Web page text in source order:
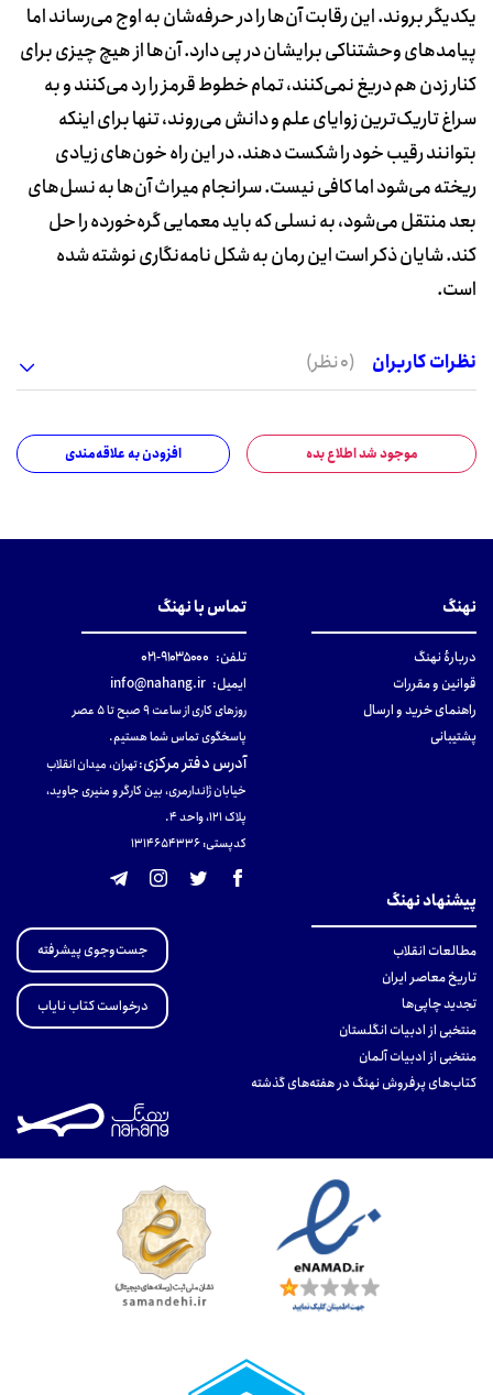
یکدیگر بروند. این رقابت آن‌ها را در حرفه‌شان به اوج می‌رساند اما
پیامدهای وحشتناکی برایشان در پی دارد. آن‌ها از هیچ چیزی برای
کنار زدن هم دریغ نمی‌کنند، تمام خطوط قرمز را رد می‌کنند و به
سراغ تاریک‌ترین زوایای علم و دانش می‌روند، تنها برای اینکه
بتوانند رقیب خود را شکست دهند. در این راه خون‌های زیادی
ریخته می‌شود اما کافی نیست. سرانجام میراث آن‌ها به نسل‌های
بعد منتقل می‌شود، به نسلی که باید معمایی گره‌خورده را حل
کند. شایان ذکر است این رمان به شکل نامه‌نگاری نوشته شده
است.
نظرات کاربران (0 نظر)
موجود شد اطلاع بده افزودن به علاقه‌مندی
نهنگ
دربارهٔ نهنگ
قوانین و مقررات
راهنمای خرید و ارسال
پشتیبانی
تماس با نهنگ
تلفن: ۹۱۰۳۵۰۰۰-۰۲۱
ایمیل: info@nahang.ir
روزهای کاری از ساعت ۹ صبح تا ۵ عصر
پاسخگوی تماس شما هستیم.
آدرس دفتر مرکزی:تهران، میدان انقلاب
خیابان ژاندارمری، بین کارگر و منیری جاوید،
پلاک 121، واحد ۴.
کدپستی: 131465433۶
پیشنهاد نهنگ
مطالعات انقلاب
تاریخ معاصر ایران
تجدید چاپی‌ها
منتخبی از ادبیات انگلستان
منتخبی از ادبیات آلمان
کتاب‌های پرفروش نهنگ در هفته‌های گذشته
جست‌وجوی پیشرفته
درخواست کتاب نایاب